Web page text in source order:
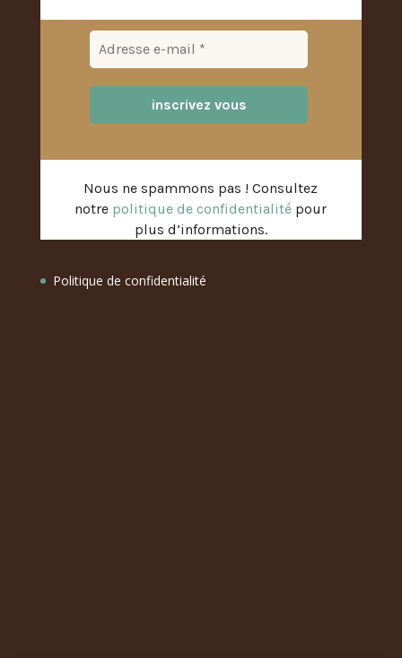
Nous ne spammons pas ! Consultez
notre politique de confidentialité pour
plus d’informations.
Politique de confidentialité